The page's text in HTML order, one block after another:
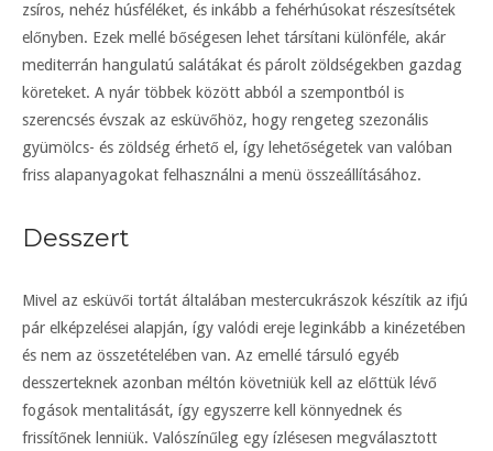
zsíros, nehéz húsféléket, és inkább a fehérhúsokat részesítsétek
előnyben. Ezek mellé bőségesen lehet társítani különféle, akár
mediterrán hangulatú salátákat és párolt zöldségekben gazdag
köreteket. A nyár többek között abból a szempontból is
szerencsés évszak az esküvőhöz, hogy rengeteg szezonális
gyümölcs- és zöldség érhető el, így lehetőségetek van valóban
friss alapanyagokat felhasználni a menü összeállításához.
Desszert
Mivel az esküvői tortát általában mestercukrászok készítik az ifjú
pár elképzelései alapján, így valódi ereje leginkább a kinézetében
és nem az összetételében van. Az emellé társuló egyéb
desszerteknek azonban méltón követniük kell az előttük lévő
fogások mentalitását, így egyszerre kell könnyednek és
frissítőnek lenniük. Valószínűleg egy ízlésesen megválasztott